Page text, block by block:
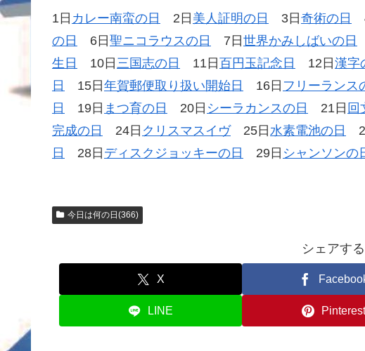
1日 カレー南蛮の日 2日 美人証明の日 3日奇術の日
の日
6日聖ニコラウスの日 7日世界かみしばいの日
生日
10日 三国志の日 11日百円玉記念日 12日漢字
日
15日年賀郵便取り扱い開始日 16日 フリーランス
日
19日 まつ育の日 20日 シーラカンスの日 21日 回
完成の日
24日 クリスマスイヴ25日 水素電池の日
日
28日 ディスクジョッキーの日 29日 シャンソンの
今日は何の日(366)
シェアする
X
LINE Pinterest